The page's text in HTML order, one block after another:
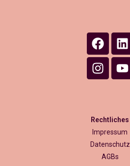
Rechtliches
Impressum
Datenschutz
AGBs